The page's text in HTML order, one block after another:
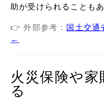
助が受けられることもあ
👉 外部参考： 国土交通
←
火災保険や家
る